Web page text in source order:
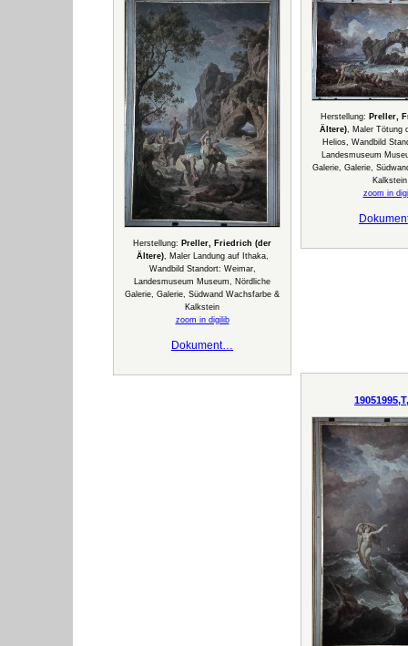
Herstellung: Preller, Friedrich (der
Ältere), Maler Landung auf Ithaka,
Wandbild Standort: Weimar,
Landesmuseum Museum, Nördliche
Galerie, Galerie, Südwand Wachsfarbe &
Kalkstein
zoom in digilib
Dokument…
Herstellung: Preller,
Ältere), Maler Tötung
Helios, Wandbild
Landesmuseum
Galerie, Galerie,
Kalkstein
zoom in